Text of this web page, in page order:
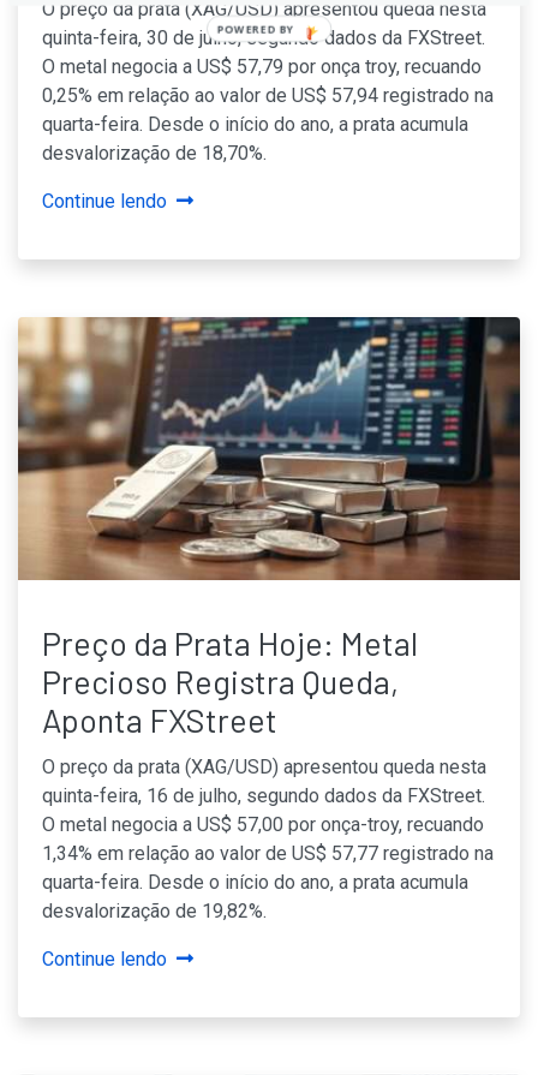
O preço da prata (XAG/USD) apresentou queda nesta
quinta-feira, 30 de julho, segundo dados da FXStreet.
O metal negocia a US$ 57,79 por onça troy, recuando
0,25% em relação ao valor de US$ 57,94 registrado na
quarta-feira. Desde o início do ano, a prata acumula
desvalorização de 18,70%.
Continue lendo
Preço da Prata Hoje: Metal
Precioso Registra Queda,
Aponta FXStreet
O preço da prata (XAG/USD) apresentou queda nesta
quinta-feira, 16 de julho, segundo dados da FXStreet.
O metal negocia a US$ 57,00 por onça-troy, recuando
1,34% em relação ao valor de US$ 57,77 registrado na
quarta-feira. Desde o início do ano, a prata acumula
desvalorização de 19,82%.
Continue lendo